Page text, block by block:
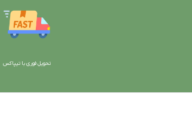
تحویل فوری با تیپاکس